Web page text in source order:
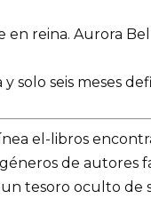
reina. Aurora
solo seis meses
el-libros
de autores
tesoro oculto de